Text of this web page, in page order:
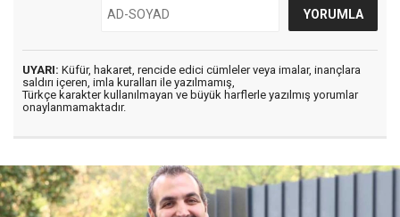
UYARI: Küfür, hakaret, rencide edici cümleler veya imalar, inançlara
saldırı içeren, imla kuralları ile yazılmamış,
Türkçe karakter kullanılmayan ve büyük harflerle yazılmış yorumlar
onaylanmamaktadır.